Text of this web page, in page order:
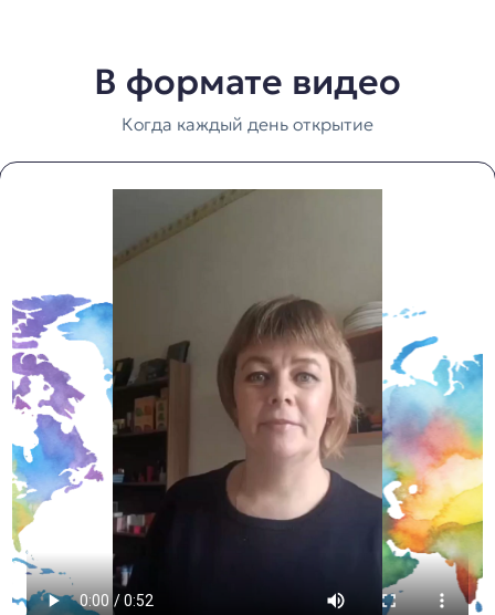
В формате видео
Когда каждый день открытие